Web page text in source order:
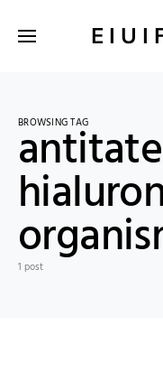
BROWSING TAG
1 post